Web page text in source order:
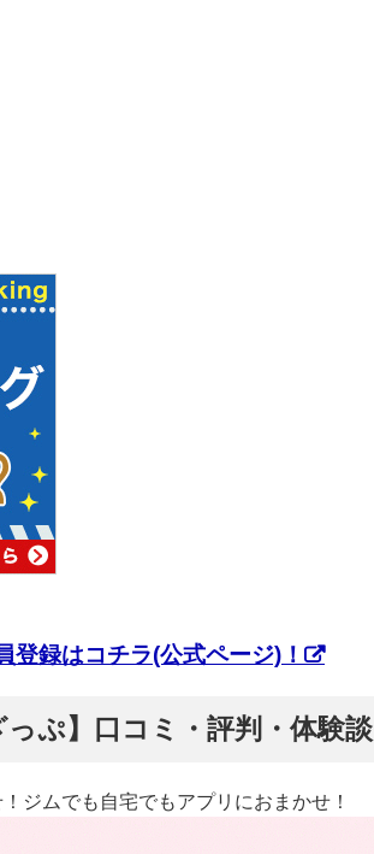
登録はコチラ(公式ページ)！
ぷ】口コミ・評判・体験談
ジムでも自宅でもアプリにおまかせ！